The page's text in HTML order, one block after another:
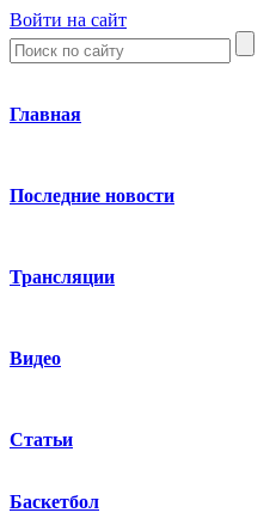
Войти на сайт
Главная
Последние новости
Трансляции
Видео
Статьи
Баскетбол